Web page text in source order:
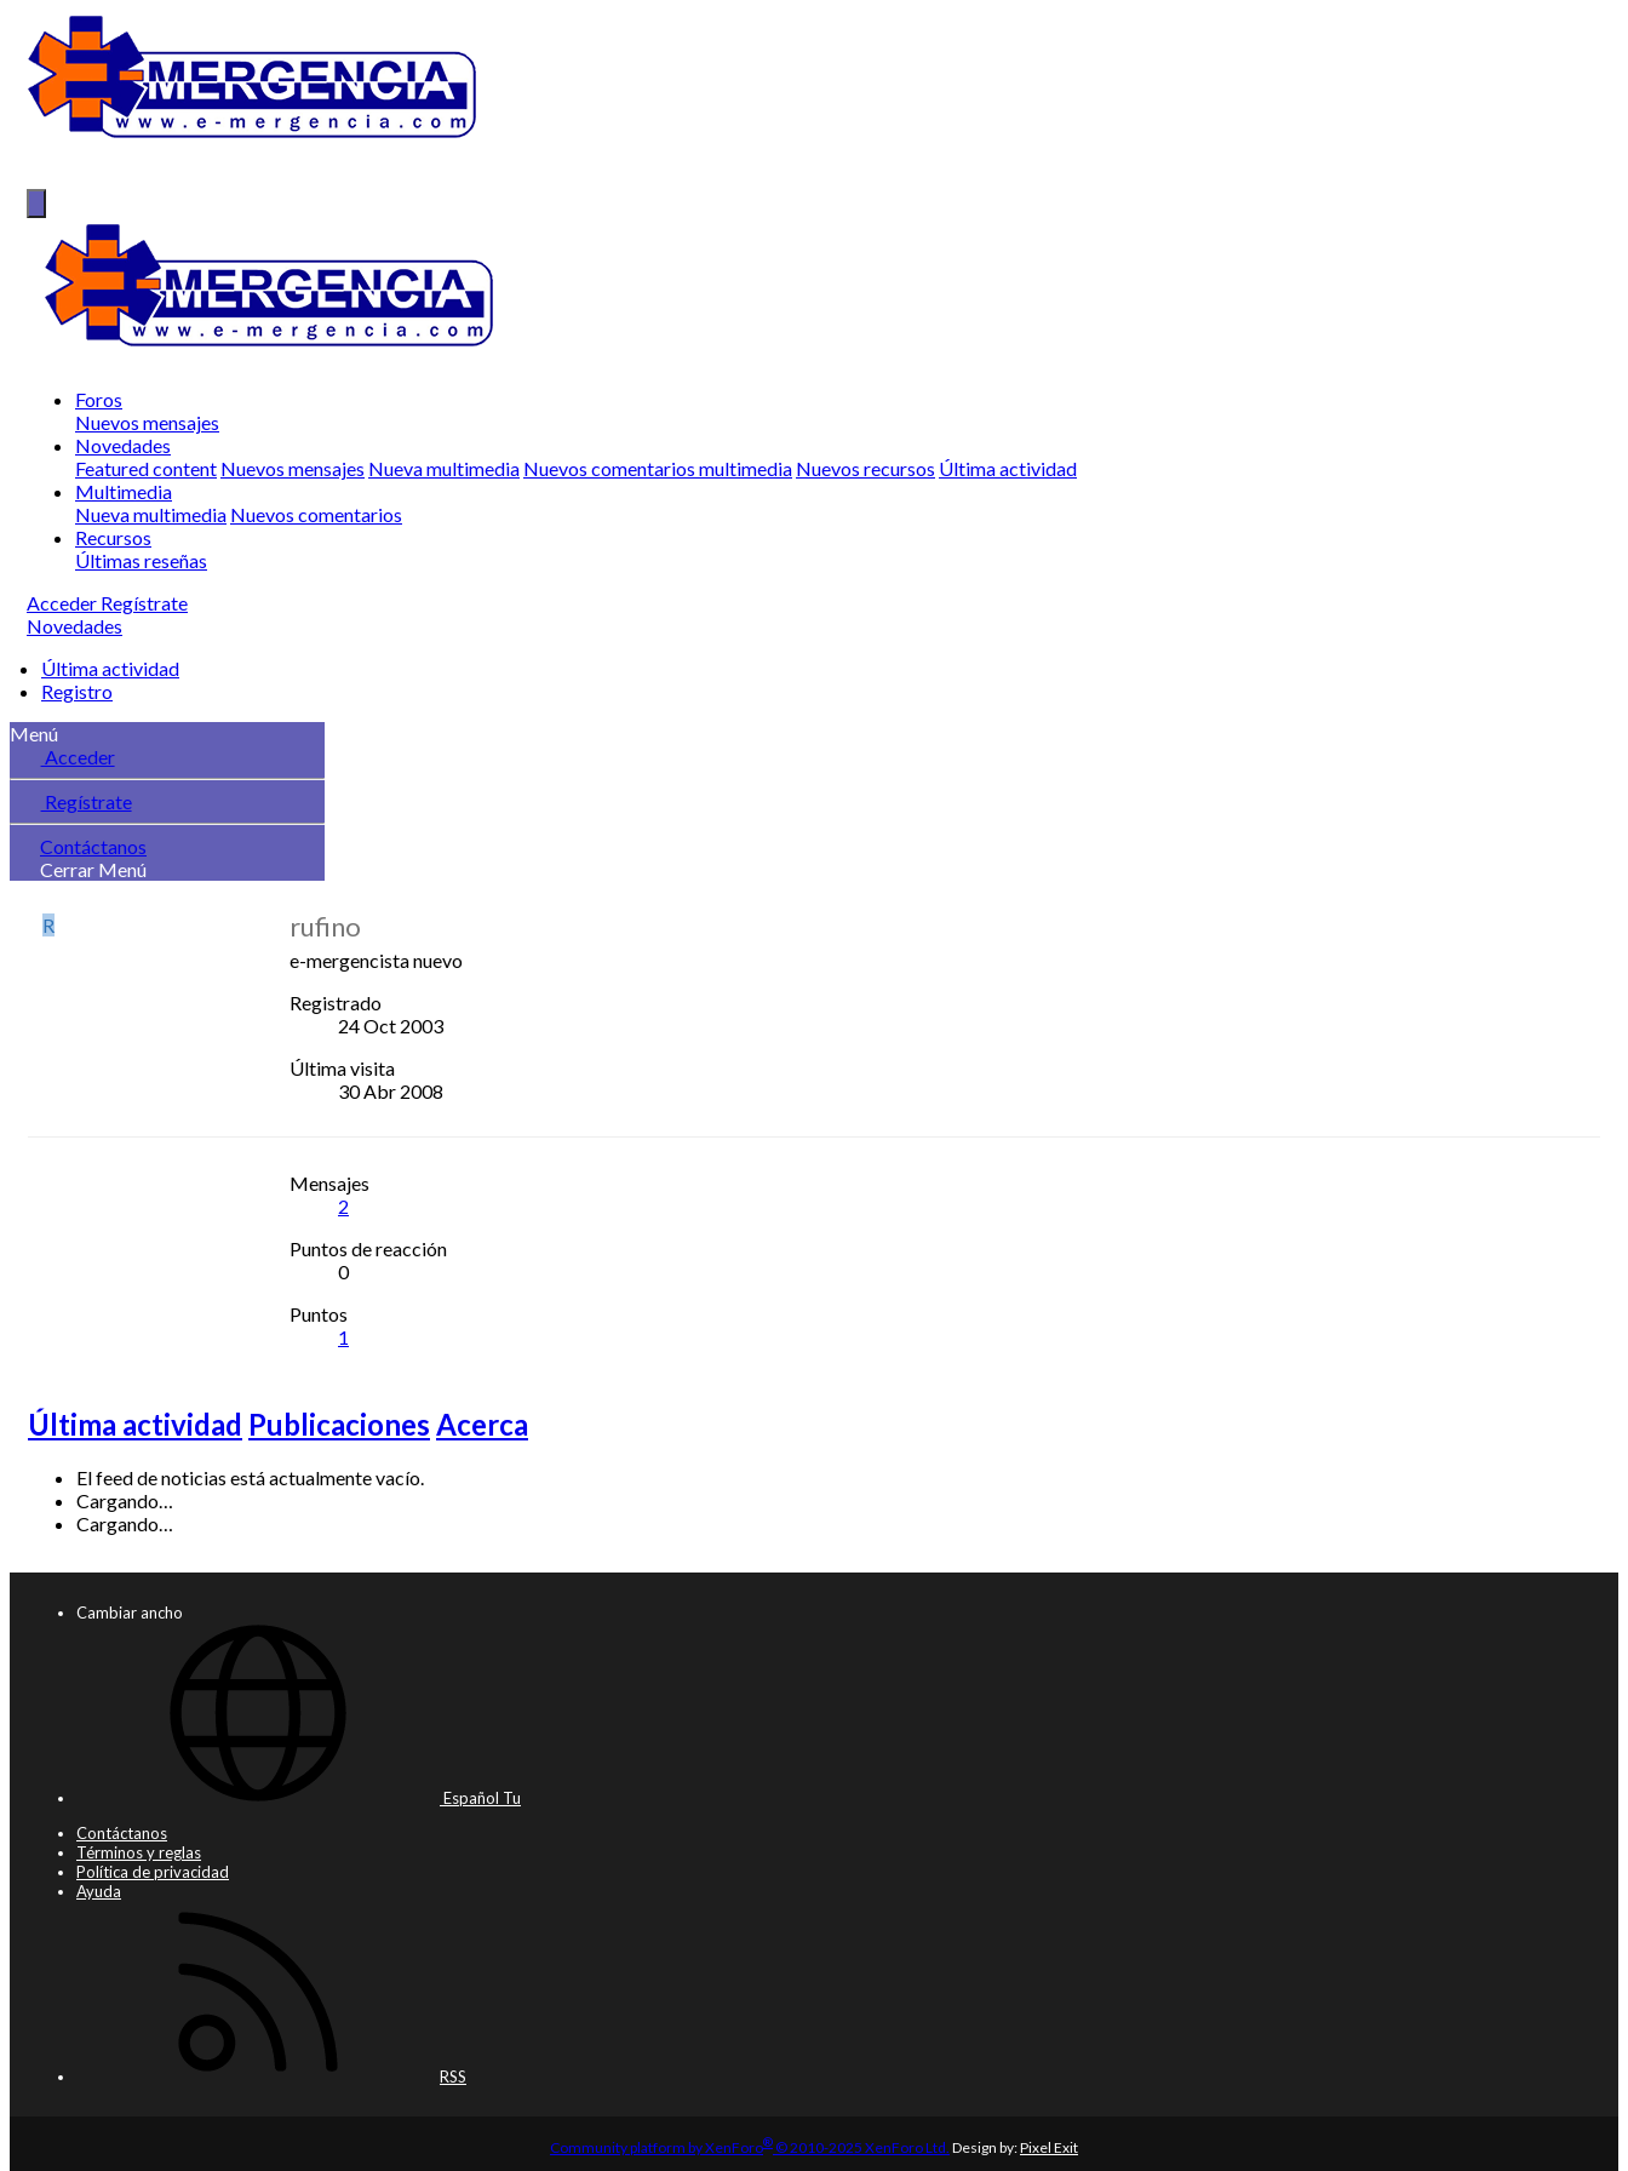
Foros
Nuevos mensajes
Novedades
Featured content Nuevos mensajes Nueva multimedia Nuevos comentarios multimedia Nuevos recursos Última actividad
Multimedia
Nueva multimedia Nuevos comentarios
Recursos
Últimas reseñas
Acceder Regístrate
Novedades
Última actividad
Registro
Menú
Acceder
Regístrate
Contáctanos
Cerrar Menú
R rufino
e-mergencista nuevo
Registrado
24 Oct 2003
Última visita
30 Abr 2008
Mensajes
2
Puntos de reacción
0
Puntos
1
Última actividad Publicaciones Acerca
El feed de noticias está actualmente vacío.
Cargando…
Cargando…
Cambiar ancho
Español Tu
Contáctanos
Términos y reglas
Política de privacidad
Ayuda
RSS
Community platform by XenForo®© 2010-2025 XenForo Ltd. Design by:Pixel Exit